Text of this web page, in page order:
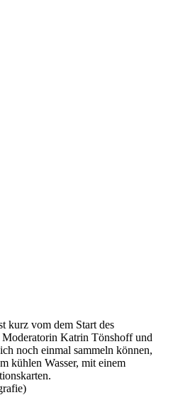
kurz vom dem Start des
Moderatorin Katrin Tönshoff und
noch einmal sammeln können,
kühlen Wasser, mit einem